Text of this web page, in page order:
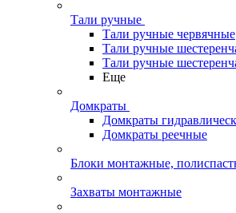
Тали ручные
Тали ручные червячные
Тали ручные
Тали ручные
Еще
Домкраты
Домкраты
Домкраты реечные
Блоки монтажные,
Захваты монтажные